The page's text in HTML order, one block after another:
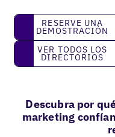
reserve unaRESERVE UNA
DEMOSTRACIÓN
Ver todos los
VER TODOS LOS
DIRECTORIOS
Descubra por
marketing